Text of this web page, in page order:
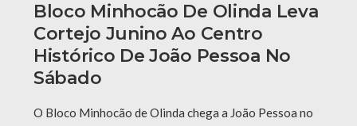
Bloco Minhocão De Olinda Leva
Cortejo Junino Ao Centro
Histórico De João Pessoa No
Sábado
O Bloco Minhocão de Olinda chega a João Pessoa no